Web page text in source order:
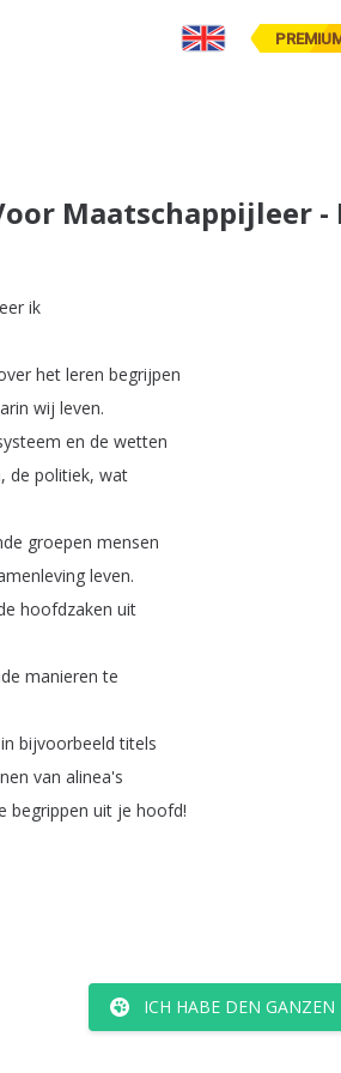
Maatschappijleer -
ik
het leren begrijpen
wij leven.
en de wetten
, de politiek, wat
groepen mensen
leven.
hoofdzaken uit
manieren te
in bijvoorbeeld titels
van alinea's
begrippen uit je hoofd!
ICH HABE DEN GANZEN